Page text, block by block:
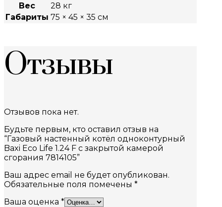
Вес
28 кг
Габариты 75 × 45 × 35 см
Отзывы
Отзывов пока нет.
Будьте первым, кто оставил отзыв на
“Газовый настенный котёл одноконтурный
Baxi Eco Life 1.24 F с закрытой камерой
сгорания 7814105”
Ваш адрес email не будет опубликован.
Обязательные поля помечены *
Ваша оценка *